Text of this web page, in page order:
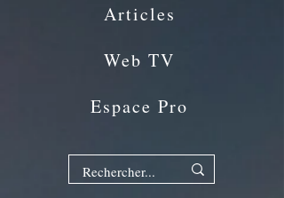
Articles
Web TV
Espace Pro